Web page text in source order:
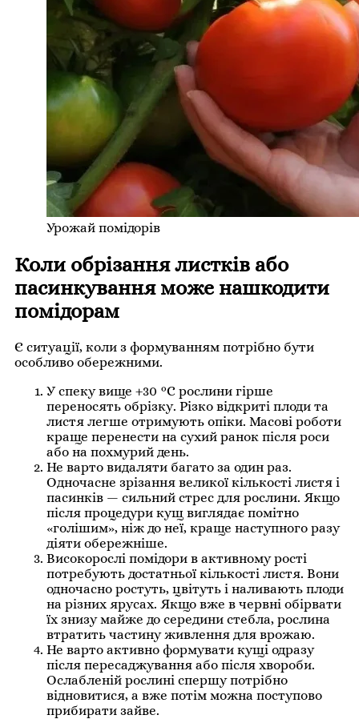
Урожай помідорів
Коли обрізання листків або
пасинкування може нашкодити
помідорам
Є ситуації, коли з формуванням потрібно бути
особливо обережними.
У спеку вище +30 °C рослини гірше
переносять обрізку. Різко відкриті плоди та
листя легше отримують опіки. Масові роботи
краще перенести на сухий ранок після роси
або на похмурий день.
Не варто видаляти багато за один раз.
Одночасне зрізання великої кількості листя і
пасинків — сильний стрес для рослини. Якщо
після процедури кущ виглядає помітно
«голішим», ніж до неї, краще наступного разу
діяти обережніше.
Високорослі помідори в активному рості
потребують достатньої кількості листя. Вони
одночасно ростуть, цвітуть і наливають плоди
на різних ярусах. Якщо вже в червні обірвати
їх знизу майже до середини стебла, рослина
втратить частину живлення для врожаю.
Не варто активно формувати кущі одразу
після пересаджування або після хвороби.
Ослабленій рослині спершу потрібно
відновитися, а вже потім можна поступово
прибирати зайве.